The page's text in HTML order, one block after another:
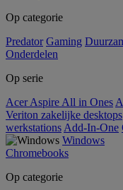
Op categorie
Predator Gaming
Onderdelen
Op serie
Acer Aspire All in Ones
Veriton zakelijke desktops
werkstations Add-In-One
Windows
Chromebooks
Op categorie